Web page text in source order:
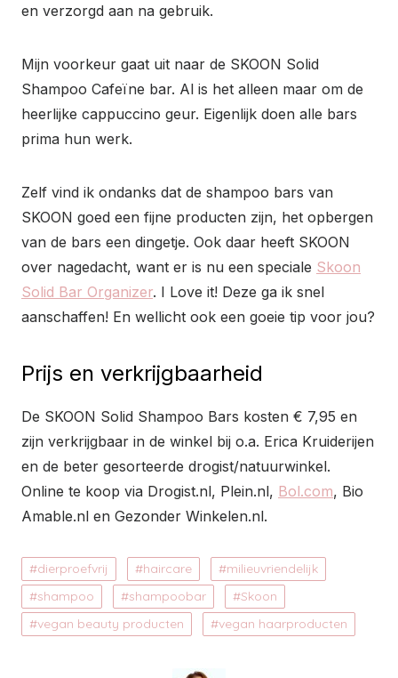
en verzorgd aan na gebruik.
Mijn voorkeur gaat uit naar de SKOON Solid
Shampoo Cafeïne bar. Al is het alleen maar om de
heerlijke cappuccino geur. Eigenlijk doen alle bars
prima hun werk.
Zelf vind ik ondanks dat de shampoo bars van
SKOON goed een fijne producten zijn, het opbergen
van de bars een dingetje. Ook daar heeft SKOON
over nagedacht, want er is nu een speciale Skoon
Solid Bar Organizer. I Love it! Deze ga ik snel
aanschaffen! En wellicht ook een goeie tip voor jou?
Prijs en verkrijgbaarheid
De SKOON Solid Shampoo Bars kosten € 7,95 en
zijn verkrijgbaar in de winkel bij o.a. Erica Kruiderijen
en de beter gesorteerde drogist/natuurwinkel.
Online te koop via Drogist.nl, Plein.nl, Bol.com, Bio
Amable.nl en Gezonder Winkelen.nl.
dierproefvrij haircare
milieuvriendelijk
shampoo
shampoobar
Skoon
vegan beauty producten
vegan haarproducten